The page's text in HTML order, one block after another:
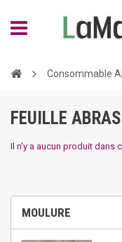
Consommable
MOULURE
FEUILLE
Il n'y a aucun produit dans